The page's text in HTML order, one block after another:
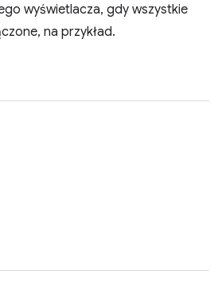
wyświetlacza, gdy wszystkie
na przykład.